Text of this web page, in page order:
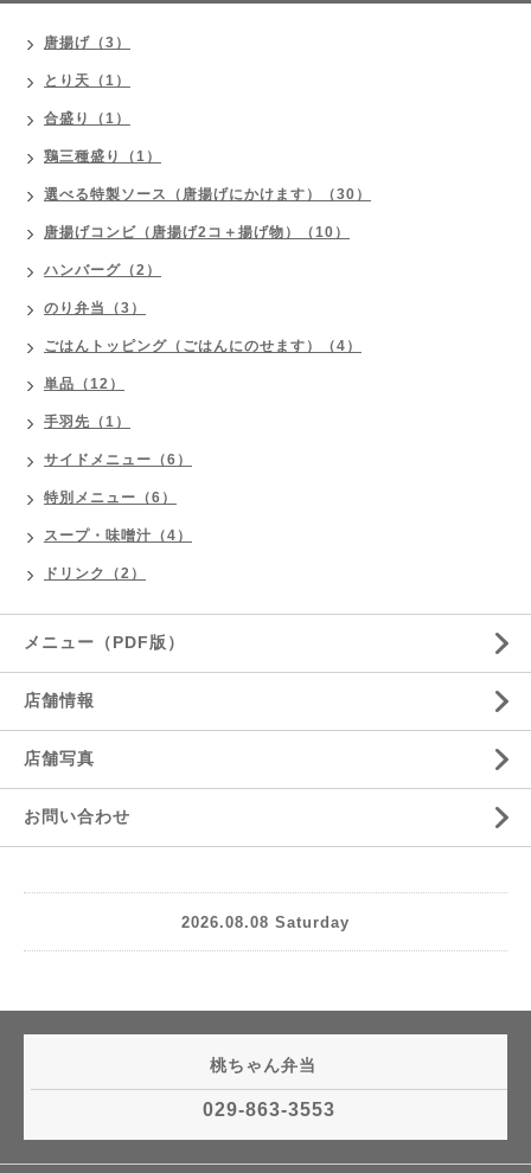
唐揚げ（3）
とり天（1）
合盛り（1）
鶏三種盛り（1）
選べる特製ソース（唐揚げにかけます）（30）
唐揚げコンビ（唐揚げ2コ＋揚げ物）（10）
ハンバーグ（2）
のり弁当（3）
ごはんトッピング（ごはんにのせます）（4）
単品（12）
手羽先（1）
サイドメニュー（6）
特別メニュー（6）
スープ・味噌汁（4）
ドリンク（2）
メニュー（PDF版）
店舗情報
店舗写真
お問い合わせ
2026.08.08 Saturday
桃ちゃん弁当
029-863-3553